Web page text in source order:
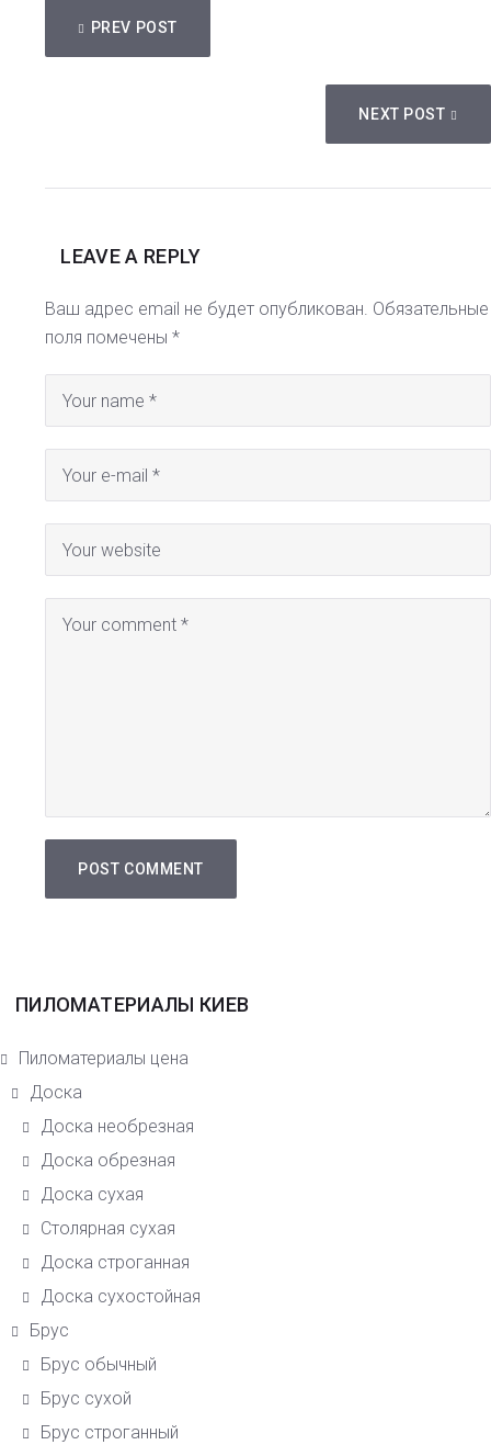
PREV POST
NEXT POST
LEAVE A REPLY
Ваш адрес email не будет опубликован. Обязательные
поля помечены*
ПИЛОМАТЕРИАЛЫ КИЕВ
Пиломатериалы цена
Доска
Доска необрезная
Доска обрезная
Доска сухая
Столярная сухая
Доска строганная
Доска сухостойная
Брус
Брус обычный
Брус сухой
Брус строганный